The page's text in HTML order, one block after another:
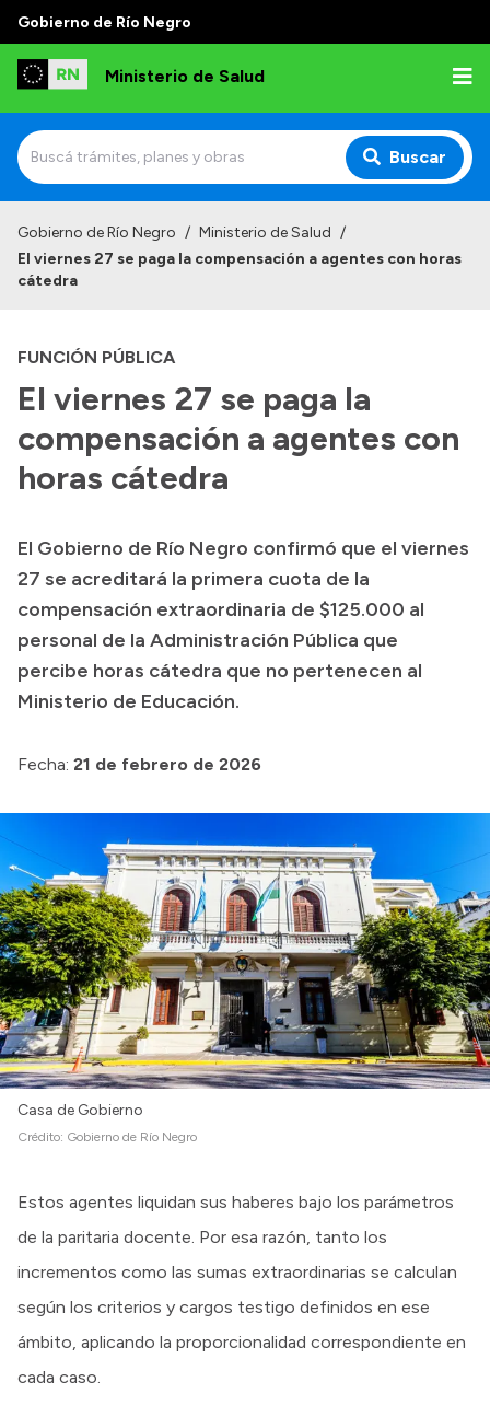
Gobierno de Río Negro
Ministerio de Salud
Buscar
Institucional
Autoridades
Consejos locales
Transparencia
Boletín Oficial
Compras y licitaciones
Consulta de expedientes
Consulta de pago a proveedores
Convocatorias
Gobierno de Río Negro / Ministerio de Salud /
El viernes 27 se paga la compensación a agentes con horas
cátedra
FUNCIÓN PÚBLICA
El viernes 27 se paga la
compensación a agentes con
horas cátedra
El Gobierno de Río Negro confirmó que el viernes
27 se acreditará la primera cuota de la
compensación extraordinaria de $125.000 al
personal de la Administración Pública que
percibe horas cátedra que no pertenecen al
Ministerio de Educación.
Fecha: 21 de febrero de 2026
Casa de Gobierno
Crédito: Gobierno de Río Negro
Estos agentes liquidan sus haberes bajo los parámetros
de la paritaria docente. Por esa razón, tanto los
incrementos como las sumas extraordinarias se calculan
según los criterios y cargos testigo definidos en ese
ámbito, aplicando la proporcionalidad correspondiente en
cada caso.